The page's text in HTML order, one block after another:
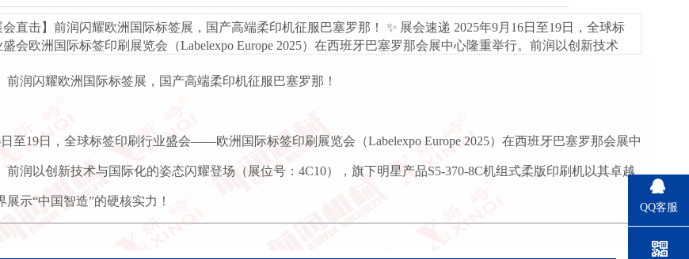
直击】前润闪耀欧洲国际标签展，国产高端柔印机征服巴塞罗那！ ✨ 展会速递 2025年9月16日至19日，全球标
会欧洲国际标签印刷展览会（Labelexpo Europe 2025）在西班牙巴塞罗那会展中心隆重举行。前润以创新技术
前润闪耀欧洲国际标签展，国产高端柔印机征服巴塞罗那！
日至19日，全球标签印刷行业盛会——欧洲国际标签印刷展览会（Labelexpo Europe 2025）在西班牙巴塞罗那会展中
前润以创新技术与国际化的姿态闪耀登场（展位号：4C10），旗下明星产品S5-370-8C机组式柔版印刷机以其卓越
展示“中国智造”的硬核实力！ QQ客服